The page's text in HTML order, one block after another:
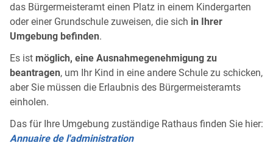
das Bürgermeisteramt einen Platz in einem Kindergarten
oder einer Grundschule zuweisen, die sich in Ihrer
Umgebung befinden.
Es ist möglich, eine Ausnahmegenehmigung zu
beantragen, um Ihr Kind in eine andere Schule zu schicken,
aber Sie müssen die Erlaubnis des Bürgermeisteramts
einholen.
Das für Ihre Umgebung zuständige Rathaus finden Sie hier:
Annuaire de l'administration